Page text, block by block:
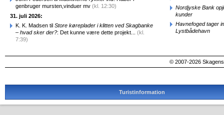
genbruger mursten,vinduer mv (kl. 12:30)
31. juli 2026:
K. K. Madsen til Store køreplader i klitten ved Skagbanke
– hvad sker der?: Det kunne være dette projekt... (kl.
7:39)
Nordjyske Bank
kunder
Havnefoged tager
Lystbådehavn
© 2007-2026
Turistinformation